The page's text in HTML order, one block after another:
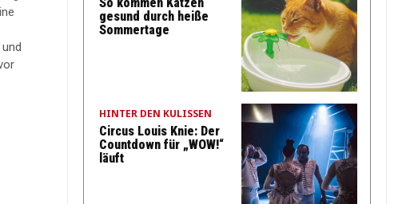
So kommen Katzen
gesund durch heiße
Sommertage
HINTER DEN KULISSEN
Circus Louis Knie: Der
Countdown für „WOW!“
läuft